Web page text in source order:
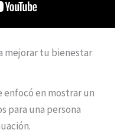
mejorar tu bienestar
en mostrar un
para una persona